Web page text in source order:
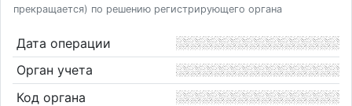
прекращается) по решению регистрирующего органа
Дата операции
Орган учета
Код органа